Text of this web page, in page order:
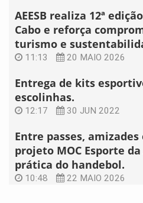
AEESB realiza 12ª
Cabo e reforça
turismo e
11:13 20 MAIO 2026
Entrega de kits
escolinhas.
12:17 30 JUN 2022
Entre passes,
projeto MOC Esporte da
prática do handebol.
10:48 22 MAIO 2026